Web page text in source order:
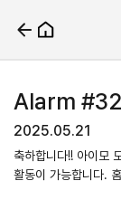
Alarm
2025.05.21
축하합니다!! 아이모
활동이 가능합니다.